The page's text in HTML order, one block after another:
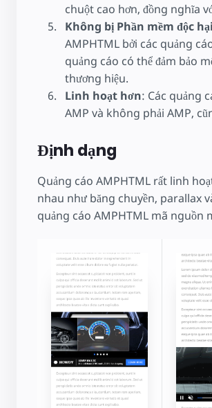
chuột cao hơn, đồng nghĩa
Không bị Phần mềm độc hại
AMPHTML bởi các quảng
quảng cáo có thể đảm bảo
thương hiệu.
Linh hoạt hơn: Các quảng
AMP và không phải AMP,
Định dạng
Quảng cáo AMPHTML rất linh
nhau như băng chuyền, parallax
quảng cáo AMPHTML mã nguồn